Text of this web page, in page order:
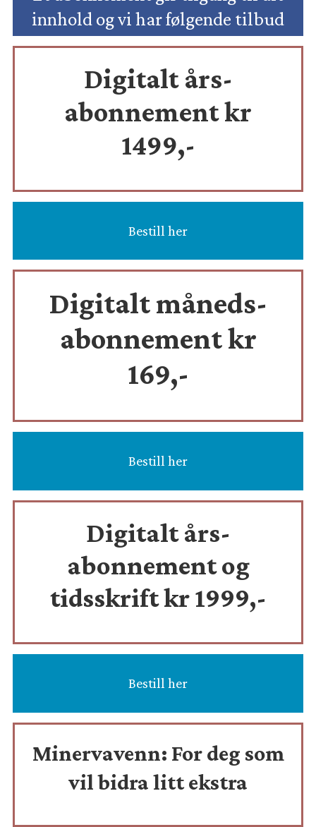
innhold og vi har følgende tilbud
Digitalt års-
abonnement kr
1499,-
Bestill her
Digitalt måneds-
abonnement kr
169,-
Bestill her
Digitalt års-
abonnement og
tidsskriftkr 1999,-
Bestill her
Minervavenn: For deg som
vil bidra litt ekstra